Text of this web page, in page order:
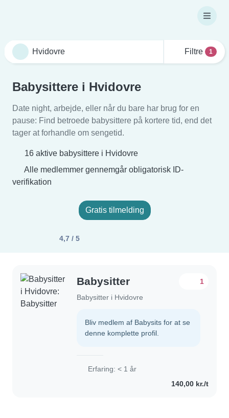
Filtre 1
Babysittere i Hvidovre
Date night, arbejde, eller når du bare har brug for en
pause: Find betroede babysittere på kortere tid, end det
tager at forhandle om sengetid.
16 aktive babysittere i Hvidovre
Alle medlemmer gennemgår obligatorisk ID-
verifikation
Gratis tilmelding
4,7 / 5
Babysitter
Babysitter i Hvidovre
1
Bliv medlem af Babysits for at se
denne komplette profil.
Erfaring: < 1 år
140,00 kr./t